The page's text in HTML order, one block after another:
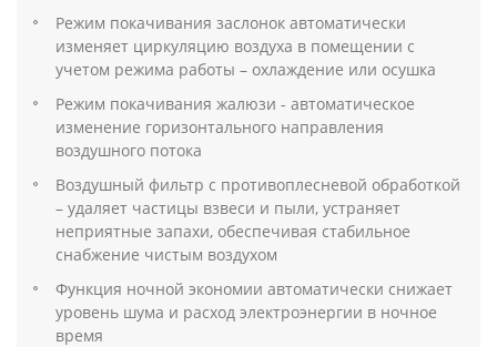
Режим покачивания заслонок автоматически
изменяет циркуляцию воздуха в помещении с
учетом режима работы – охлаждение или осушка
Режим покачивания жалюзи - автоматическое
изменение горизонтального направления
воздушного потока
Воздушный фильтр с противоплесневой обработкой
– удаляет частицы взвеси и пыли, устраняет
неприятные запахи, обеспечивая стабильное
снабжение чистым воздухом
Функция ночной экономии автоматически снижает
уровень шума и расход электроэнергии в ночное
время